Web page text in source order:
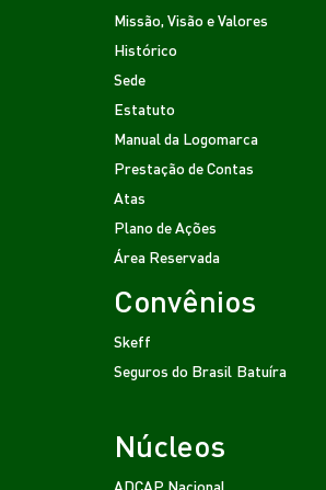
Missão, Visão e Valores
Histórico
Sede
Estatuto
Manual da Logomarca
Prestação de Contas
Atas
Plano de Ações
Área Reservada
Convênios
Skeff
Seguros do Brasil Batuíra
Núcleos
ADCAP Nacional